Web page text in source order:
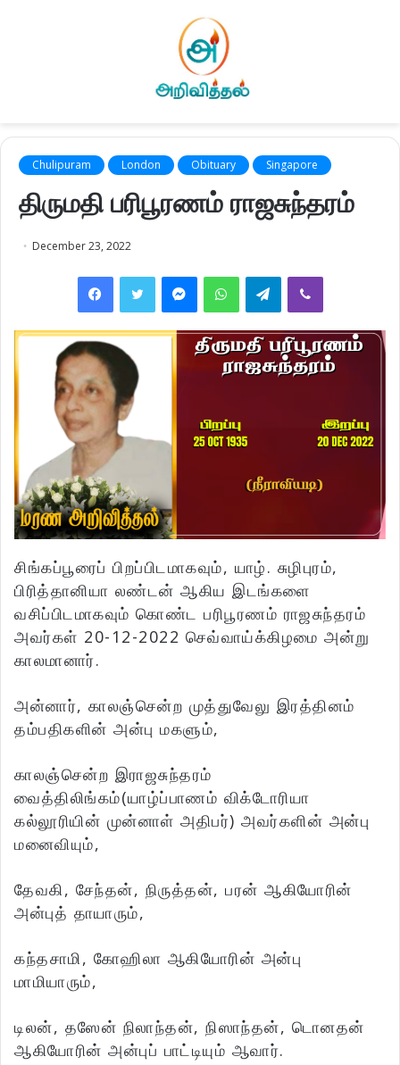
Chulipuram London Obituary Singapore
திருமதி பரிபூரணம் ராஜசுந்தரம்
December 23, 2022
FacebookTwitter MessengerWhatsAppTelegramViber
சிங்கப்பூரைப் பிறப்பிடமாகவும், யாழ். சுழிபுரம்,
பிரித்தானியா லண்டன் ஆகிய இடங்களை
வசிப்பிடமாகவும் கொண்ட பரிபூரணம் ராஜசுந்தரம்
அவர்கள் 20-12-2022 செவ்வாய்க்கிழமை அன்று
காலமானார்.
அன்னார், காலஞ்சென்ற முத்துவேலு இரத்தினம்
தம்பதிகளின் அன்பு மகளும்,
காலஞ்சென்ற இராஜசுந்தரம்
வைத்திலிங்கம்(யாழ்ப்பாணம் விக்டோரியா
கல்லூரியின் முன்னாள் அதிபர்) அவர்களின் அன்பு
மனைவியும்,
தேவகி, சேந்தன், நிருத்தன், பரன் ஆகியோரின்
அன்புத் தாயாரும்,
கந்தசாமி, கோஹிலா ஆகியோரின் அன்பு
மாமியாரும்,
டிலன், தஸேன் நிலாந்தன், நிஸாந்தன், டொனதன்
ஆகியோரின் அன்புப் பாட்டியும் ஆவார்.